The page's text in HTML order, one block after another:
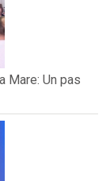
Mare: Un pas